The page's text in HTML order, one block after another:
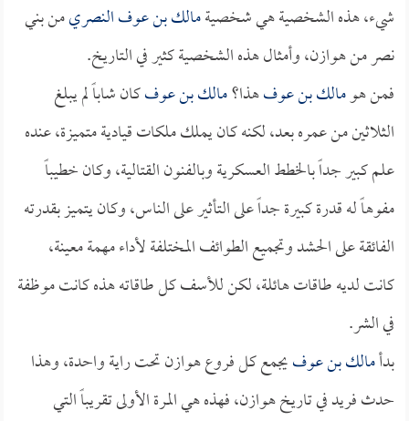
شيء، هذه الشخصية هي شخصيةمالك بن عوف النصريمن بني
نصر من هوازن، وأمثال هذه الشخصية كثير في التاريخ.
فمن هومالك بن عوفهذا؟مالك بن عوفكان شاباً لم يبلغ
الثلاثين من عمره بعد، لكنه كان يملك ملكات قيادية متميزة، عنده
علم كبير جداً بالخطط العسكرية وبالفنون القتالية، وكان خطيباً
مفوهاً له قدرة كبيرة جداً على التأثير على الناس، وكان يتميز بقدرته
الفائقة على الحشد وتجميع الطوائف المختلفة لأداء مهمة معينة،
كانت لديه طاقات هائلة، لكن للأسف كل طاقاته هذه كانت موظفة
في الشر.
بدأمالك بن عوفيجمع كل فروع هوازن تحت راية واحدة، وهذا
حدث فريد في تاريخ هوازن، فهذه هي المرة الأولى تقريباً التي